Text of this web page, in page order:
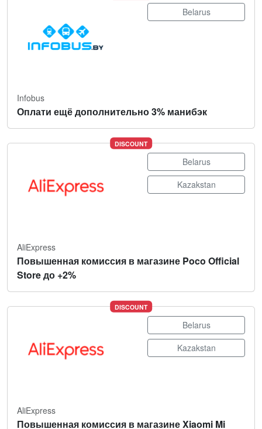
Belarus
Infobus
Оплати ещё дополнительно 3% манибэк
DISCOUNT
Belarus
Kazakstan
AliExpress
Повышенная комиссия в магазине Poco Official
Store до +2%
DISCOUNT
Belarus
Kazakstan
AliExpress
Повышенная комиссия в магазине Xiaomi Mi